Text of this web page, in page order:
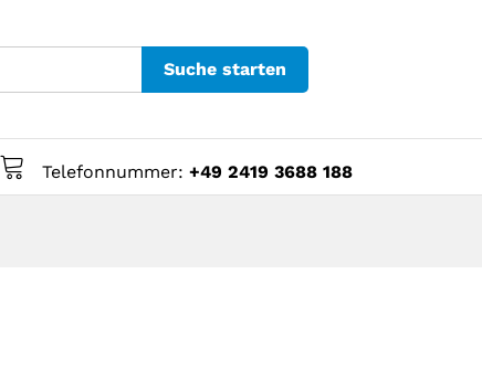
Suche starten
Telefonnummer: +49 2419 3688 188